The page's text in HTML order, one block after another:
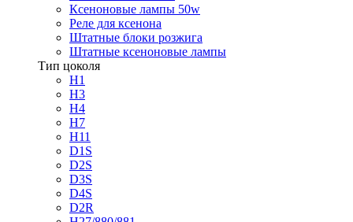
Ксеноновые лампы 50w
Реле для ксенона
Штатные блоки розжига
Штатные ксеноновые лампы
Тип цоколя
H1
H3
H4
H7
H11
D1S
D2S
D3S
D4S
D2R